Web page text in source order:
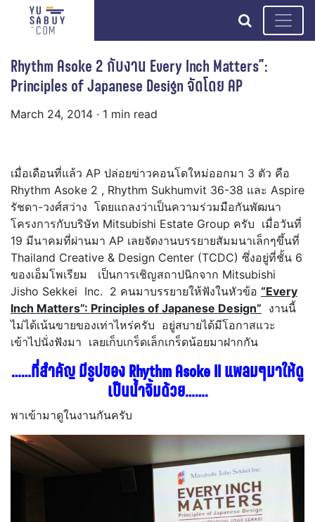
search
Rhythm Asoke 2 กับงาน Every Inch Matters”:
Principles of Japanese Design จัดโดย AP
March 24, 2014 · 1 min read
เมื่อเดือนที่แล้ว AP ปล่อยข่าวคอนโดใหม่ออกมา 3 ตัว คือ
Rhythm Asoke 2 , Rhythm Sukhumvit 36-38 และ Aspire
รัชดา-วงศ์สว่าง โดยแถลงว่าเป็นความร่วมมือกันพัฒนา
โครงการกับบริษัท Mitsubishi Estate Group ครับ เมื่อวันที่
19 มีนาคมที่ผ่านมา AP เลยจัดงานบรรยายสัมมนาเล็กๆขึ้นที่
Thailand Creative & Design Center (TCDC) ซึ่งอยู่ที่ชั้น 6
ของเอ็มโพเรียม เป็นการเชิญสถาปนิกจาก Mitsubishi
Jisho Sekkei Inc. 2 คนมาบรรยายให้ฟังในหัวข้อ “Every
Inch Matters”: Principles of Japanese Design” งานนี้
ไม่ได้เน้นขายของเท่าไหร่ครับ อยู่สบายได้มีโอกาสแวะ
เข้าไปนั่งฟังมา เลยเก็บเกร็ดเล็กเกร็ดน้อยมาฝากกัน
……ที่สำคัญ มีรูปของ Rhythm Asoke II แพลมๆมาให้ดู
เป็นน้ำจิ้มด้วย…….
พาเข้ามาดูในงานกันครับ